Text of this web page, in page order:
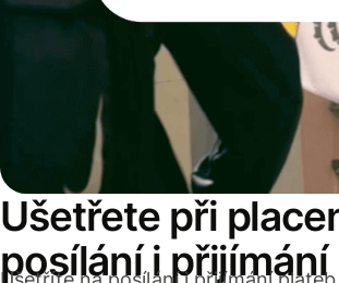
Ušetřete při
posílání i